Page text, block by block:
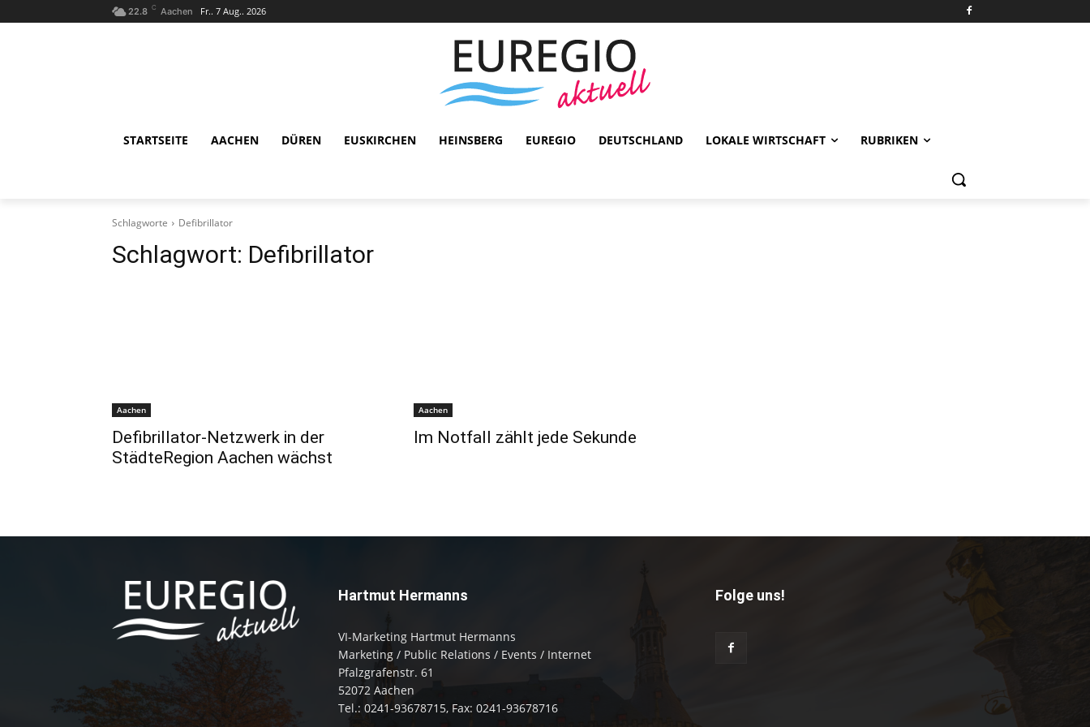
22.8 C Aachen Fr.. 7 Aug.. 2026
STARTSEITE AACHEN DÜREN EUSKIRCHEN HEINSBERG EUREGIO DEUTSCHLAND LOKALE WIRTSCHAFT RUBRIKEN
Schlagworte Defibrillator
Schlagwort: Defibrillator
Aachen
Defibrillator-Netzwerk in der
StädteRegion Aachen wächst
Aachen
Im Notfall zählt jede Sekunde
Hartmut Hermanns
VI-Marketing Hartmut Hermanns
Marketing / Public Relations / Events / Internet
Pfalzgrafenstr. 61
52072 Aachen
Tel.: 0241-93678715, Fax: 0241-93678716
Folge uns!